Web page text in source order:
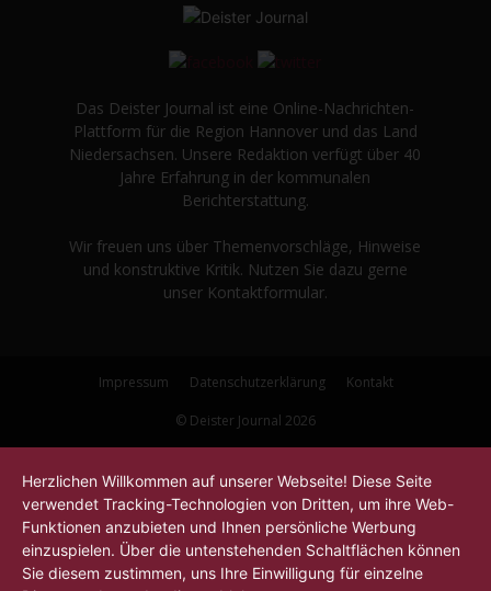
Das Deister Journal ist eine Online-Nachrichten-
Plattform für die Region Hannover und das Land
Niedersachsen. Unsere Redaktion verfügt über 40
Jahre Erfahrung in der kommunalen
Berichterstattung.
Wir freuen uns über Themenvorschläge, Hinweise
und konstruktive Kritik. Nutzen Sie dazu gerne
unser Kontaktformular.
Impressum Datenschutzerklärung Kontakt
© Deister Journal 2026
Herzlichen Willkommen auf unserer Webseite! Diese Seite
verwendet Tracking-Technologien von Dritten, um ihre Web-
Funktionen anzubieten und Ihnen persönliche Werbung
einzuspielen. Über die untenstehenden Schaltflächen können
Sie diesem zustimmen, uns Ihre Einwilligung für einzelne